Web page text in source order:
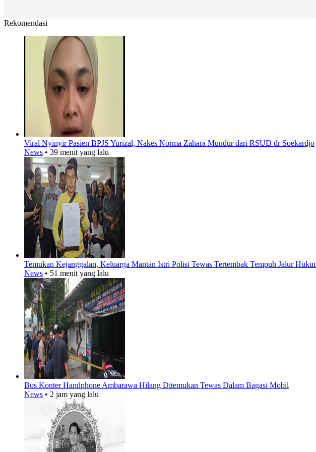
Rekomendasi
Viral Nyinyir Pasien BPJS Yurizal, Nakes Norma Zahara Mundur dari RSUD dr Soekardjo
News • 39 menit yang lalu
Temukan Kejanggalan, Keluarga Mantan Istri Polisi Tewas Tertembak Tempuh Jalur
News • 51 menit yang lalu
Bos Konter Handphone Ambarawa Hilang Ditemukan Tewas Dalam Bagasi Mobil
News • 2 jam yang lalu